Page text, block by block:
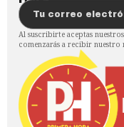
Al suscribirte aceptas nuestros
comenzarás a recibir nuestro